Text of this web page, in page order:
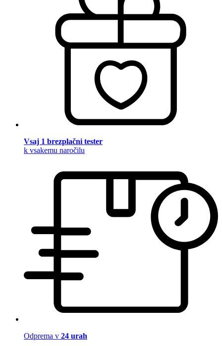
Vsaj 1 brezplačni tester
k vsakemu naročilu
Odprema v 24 urah